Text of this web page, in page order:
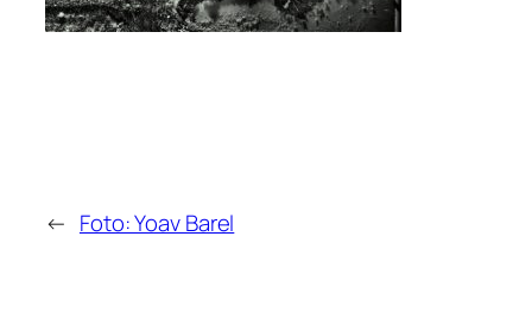
← Foto: Yoav Barel